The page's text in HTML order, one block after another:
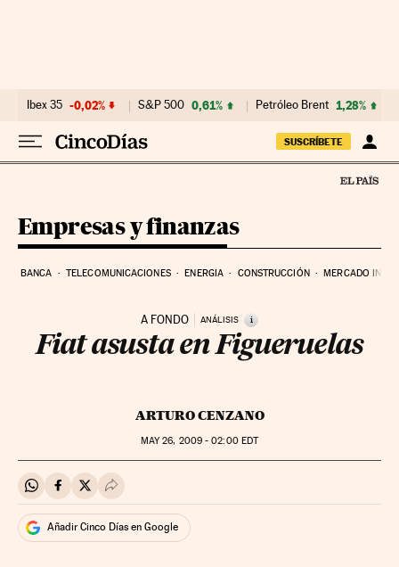
Ibex 35 -0,02% S&P 500 0,61% Petróleo Brent 1,28%
SUSCRÍBETE
Empresas y finanzas
BANCA TELECOMUNICACIONES ENERGIA CONSTRUCCIÓN MERCADO
A FONDO ANÁLISIS i
Fiat asusta en Figueruelas
ARTURO CENZANO
MAY26, 2009 - 02:00EDT
Compartir en Whatsapp
Compartir en Facebook
Compartir en Twitter
Desplegar Redes Sociales
Añadir Cinco Días en Google